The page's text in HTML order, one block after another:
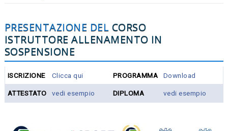
PRESENTAZIONE DEL CORSO
ISTRUTTORE ALLENAMENTO IN
SOSPENSIONE
ISCRIZIONE Clicca qui PROGRAMMA Download
ATTESTATO vedi esempio DIPLOMA vedi esempio